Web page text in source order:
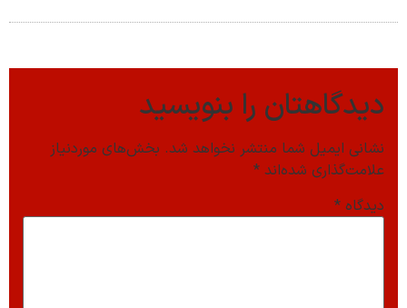
دیدگاهتان را بنویسید
نشانی ایمیل شما منتشر نخواهد شد. بخش‌های موردنیاز
علامت‌گذاری شده‌اند *
دیدگاه *